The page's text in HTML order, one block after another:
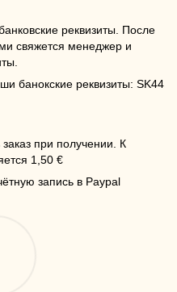
реквизиты. После
свяжется менеджер и
банокские реквизиты: SK44
при получении. К
1,50 €
запись в Paypal